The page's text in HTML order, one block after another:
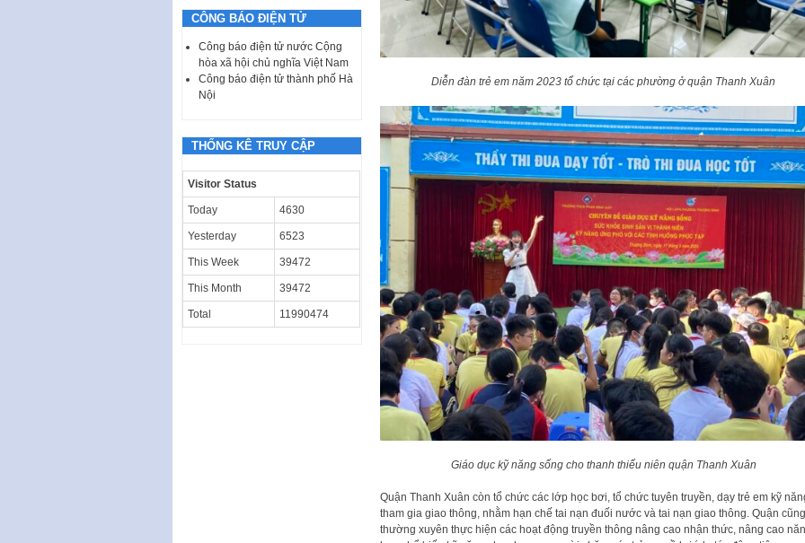
Diễn đàn trẻ em năm 2023 tổ chức tại các phường ở quận Thanh Xuân
Giáo dục kỹ năng sống cho thanh thiếu niên quận Thanh Xuân
Quận Thanh Xuân còn tổ chức các lớp học bơi, tổ chức tuyên truyền, dạy trẻ em kỹ
tham gia giao thông, nhằm hạn chế tai nạn đuối nước và tai nạn giao thông. Quận
thường xuyên thực hiện các hoạt động truyền thông nâng cao nhận thức, nâng cao
CÔNG BÁO ĐIỆN TỬ
Công báo điện tử nước Cộng
hòa xã hội chủ nghĩa Việt Nam
Công báo điện tử thành phố Hà
Nội
THỐNG KÊ TRUY CẬP
Visitor Status
Today 4630
Yesterday 6523
This Week 39472
This Month 39472
Total 11990474